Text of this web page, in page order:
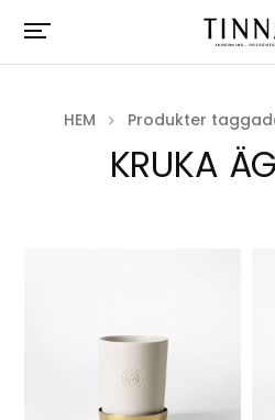
HEM Produkter taggade
KRUKA